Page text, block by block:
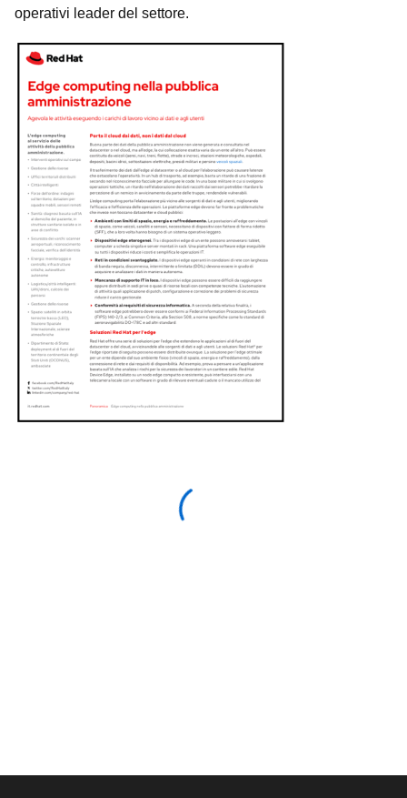
operativi leader del settore.
Accedi con il tuo account